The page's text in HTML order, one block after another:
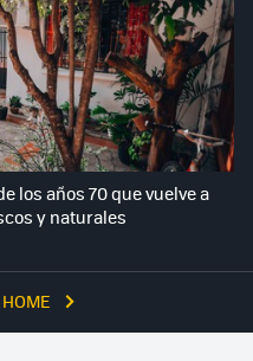
los años 70 que vuelve a
y naturales